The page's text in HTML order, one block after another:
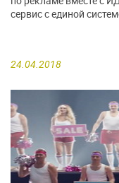
24.04.2018
сервис с единой